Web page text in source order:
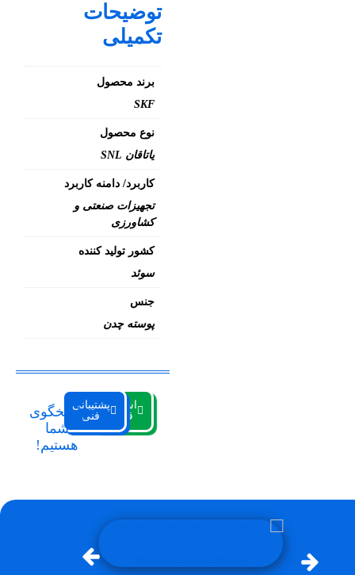
توضیحات
تکمیلی
برند محصول
SKF
نوع محصول
یاتاقان SNL
کاربرد/ دامنه کاربرد
تجهیزات صنعتی و
کشاورزی
کشور تولید کننده
سوئد
جنس
پوسته چدن
استعلام
قیمت
پشتیبانی
فنیپاسخگوی
شما
هستیم!